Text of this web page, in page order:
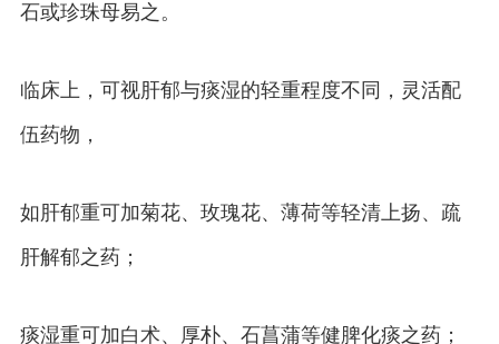
石或珍珠母易之。
临床上，可视肝郁与痰湿的轻重程度不同，灵活配
伍药物，
如肝郁重可加菊花、玫瑰花、薄荷等轻清上扬、疏
肝解郁之药；
痰湿重可加白术、厚朴、石菖蒲等健脾化痰之药；